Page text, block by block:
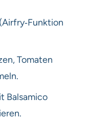
Tomaten
Balsamico